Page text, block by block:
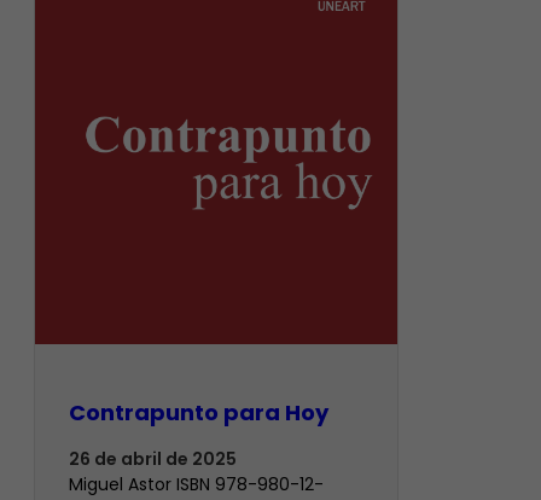
Contrapunto para Hoy
26 de abril de 2025
Miguel Astor ISBN 978-980-12-